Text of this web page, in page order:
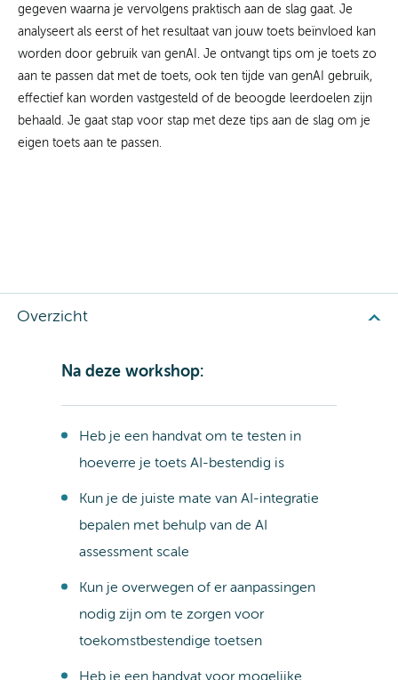
gegeven waarna je vervolgens praktisch aan de slag gaat. Je
analyseert als eerst of het resultaat van jouw toets beïnvloed kan
worden door gebruik van genAI. Je ontvangt tips om je toets zo
aan te passen dat met de toets, ook ten tijde van genAI gebruik,
effectief kan worden vastgesteld of de beoogde leerdoelen zijn
behaald. Je gaat stap voor stap met deze tips aan de slag om je
eigen toets aan te passen.
Overzicht
Na deze workshop:
Heb je een handvat om te testen in
hoeverre je toets AI-bestendig is
Kun je de juiste mate van AI-integratie
bepalen met behulp van de AI
assessment scale
Kun je overwegen of er aanpassingen
nodig zijn om te zorgen voor
toekomstbestendige toetsen